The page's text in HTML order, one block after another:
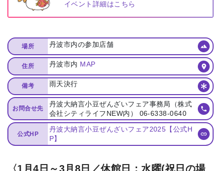
イベント詳細はこちら
場所 丹波市内の参加店舗
住所 丹波市内 MAP
備考 雨天決行
お問合せ先
丹波大納言小豆ぜんざいフェア事務局（株式
会社シティライフNEW内） 06-6338-0640
公式HP
丹波大納言小豆ぜんざいフェア2025【公式H
P】
〈1月4日～3月8日／休館日：水曜(祝日の場